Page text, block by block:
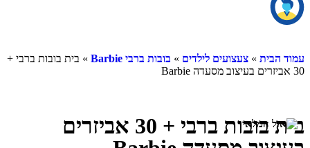
עמוד הבית » צעצועים לילדים » בובות ברבי Barbie
» בית בובות ברבי +
30 אביזרים בעיצוב מסעדה Barbie
בית בובות ברבי + 30 אביזרים